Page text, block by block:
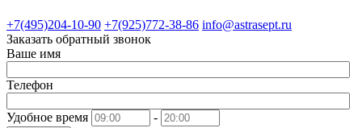
+7(495)204-10-90 +7(925)772-38-86 info@astrasept.ru
Заказать обратный звонок
Ваше имя
Телефон
Удобное время -